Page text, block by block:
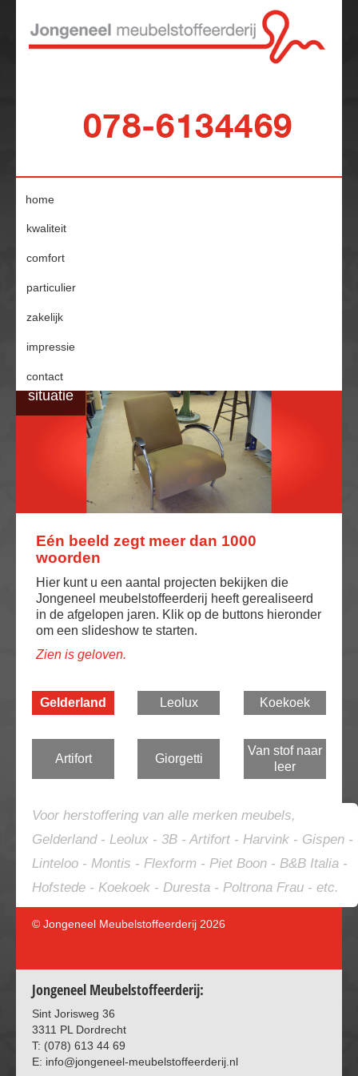
home
kwaliteit
comfort
particulier
zakelijk
impressie
contact
Begin
situatie
Eén beeld zegt meer dan 1000
woorden
Hier kunt u een aantal projecten bekijken die
Jongeneel meubelstoffeerderij heeft gerealiseerd
in de afgelopen jaren. Klik op de buttons hieronder
om een slideshow te starten.
Zien is geloven.
Gelderland Leolux Koekoek
Artifort Giorgetti
Van stof naar
leer
Voor herstoffering van alle merken meubels,
Gelderland - Leolux - 3B - Artifort - Harvink - Gispen -
Linteloo - Montis - Flexform - Piet Boon - B&B Italia -
Hofstede - Koekoek - Duresta - Poltrona Frau - etc.
© Jongeneel Meubelstoffeerderij 2026
Jongeneel Meubelstoffeerderij:
Sint Jorisweg 36
3311 PL Dordrecht
T: (078) 613 44 69
E: info@jongeneel-meubelstoffeerderij.nl